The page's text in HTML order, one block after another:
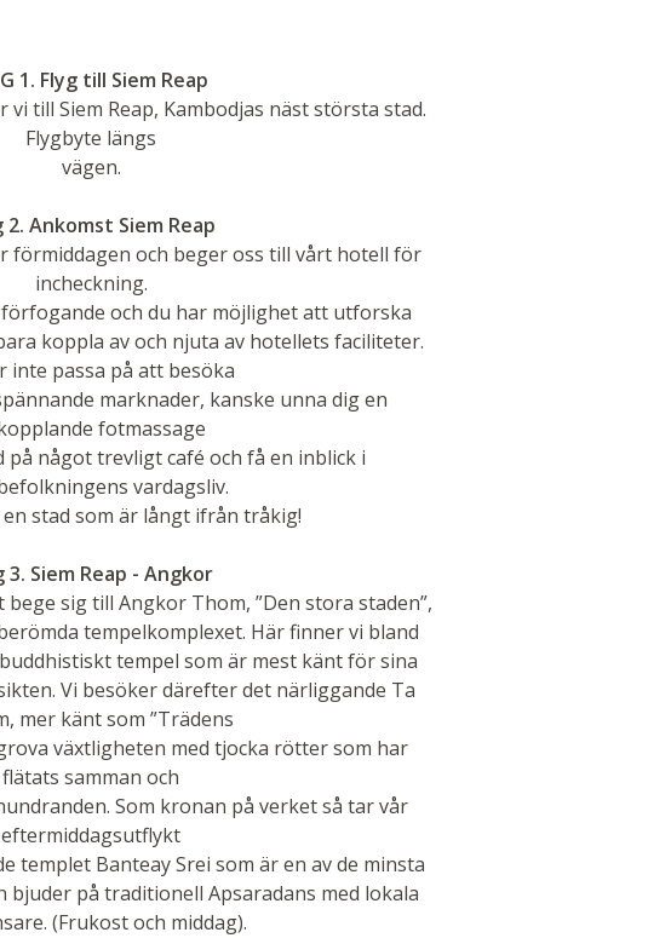
1. Flyg till Siem Reap
till Siem Reap, Kambodjas näst största stad.
Flygbyte längs
vägen.
2. Ankomst Siem Reap
förmiddagen och beger oss till vårt hotell för
incheckning.
och du har möjlighet att utforska
koppla av och njuta av hotellets faciliteter.
inte passa på att besöka
marknader, kanske unna dig en
fotmassage
på något trevligt café och få en inblick i
vardagsliv.
en stad som är långt ifrån tråkig!
3. Siem Reap - Angkor
sig till Angkor Thom, ”Den stora staden”,
tempelkomplexet. Här finner vi bland
tempel som är mest känt för sina
Vi besöker därefter det närliggande Ta
mer känt som ”Trädens
växtligheten med tjocka rötter som har
flätats samman och
Som kronan på verket så tar vår
eftermiddagsutflykt
templet Banteay Srei som är en av de minsta
bjuder på traditionell Apsaradans med lokala
(Frukost och middag).